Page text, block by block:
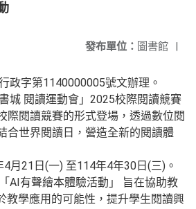
發布單位： 圖書館 |
政字第1140000005號文辦理。
城 閱讀運動會」2025校際閱讀競賽
際閱讀競賽的形式登場，透過數位閱
合世界閱讀日，營造全新的閱讀體
月21日(一) 至114年4年30日(三)。
AI有聲繪本體驗活動」 旨在協助教
教學應用的可能性，提升學生閱讀興